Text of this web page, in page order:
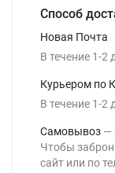
Способ
Новая Почта
В течение 1-2
Курьером по
В течение 1-2
Самовывоз
Чтобы
сайт или по